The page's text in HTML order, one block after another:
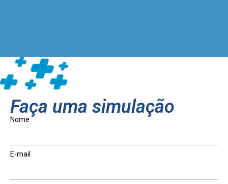
Faça uma simulação
Nome
E-mail